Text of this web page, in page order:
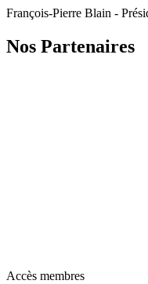
François-Pierre Blain -
Nos Partenaires
Accès membres